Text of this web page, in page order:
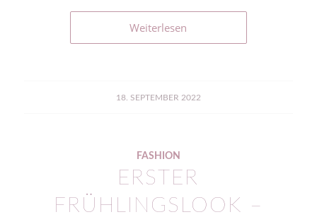
Weiterlesen
18. SEPTEMBER 2022
FASHION
ERSTER
FRÜHLINGSLOOK –